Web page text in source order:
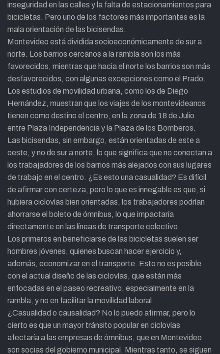
inseguridad en las calles y la falta de estacionamientos para
bicicletas. Pero uno de los factores más importantes es la
mala orientación de las bicisendas.
Montevideo está dividida socioeconómicamente de sur a
norte. Los barrios cercanos a la rambla son los más
favorecidos, mientras que hacia el norte los barrios son más
desfavorecidos, con algunas excepciones como el Prado.
Los estudios de movilidad urbana, como los de Diego
Hernández, muestran que los viajes de los montevideanos
tienen como destino el centro, en la zona de 18 de Julio
entre Plaza Independencia y la Plaza de los Bomberos.
Las bicisendas, sin embargo, están orientadas de este a
oeste, y no de sur a norte, lo que significa que no conectan a
los trabajadores de los barrios más alejados con sus lugares
de trabajo en el centro. ¿Es esto una casualidad? Es difícil
de afirmar con certeza, pero lo que es innegable es que, si
hubiera ciclovías bien orientadas, los trabajadores podrían
ahorrarse el boleto de ómnibus, lo que impactaría
directamente en las líneas de transporte colectivo.
Los primeros en beneficiarse de las bicicletas suelen ser
hombres jóvenes, quienes buscan hacer ejercicio y,
además, economizar en el transporte. Esto no es posible
con el actual diseño de las ciclovías, que están más
enfocadas en el paseo recreativo, especialmente en la
rambla, y no en facilitar la movilidad laboral.
¿Casualidad o causalidad? No lo puedo afirmar, pero lo
cierto es que un mayor tránsito popular en ciclovías
afectaría a las empresas de ómnibus, que en Montevideo
son socias del gobierno municipal. Mientras tanto, se siguen